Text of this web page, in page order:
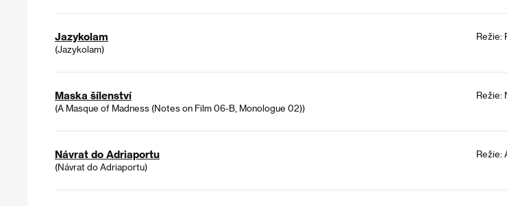
Jazykolam
(Jazykolam)
Režie:
Maska šílenství
(A Masque of Madness (Notes on Film 06-B, Monologue 02))
Režie:
Návrat do Adriaportu
(Návrat do Adriaportu)
Režie: